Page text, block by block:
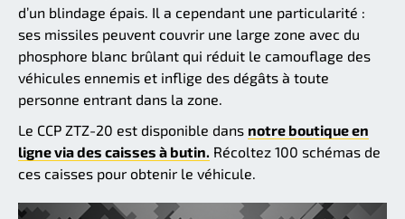
d’un blindage épais. Il a cependant une particularité :
ses missiles peuvent couvrir une large zone avec du
phosphore blanc brûlant qui réduit le camouflage des
véhicules ennemis et inflige des dégâts à toute
personne entrant dans la zone.
Le CCP ZTZ-20 est disponible dans notre boutique en
ligne via des caisses à butin. Récoltez 100 schémas de
ces caisses pour obtenir le véhicule.